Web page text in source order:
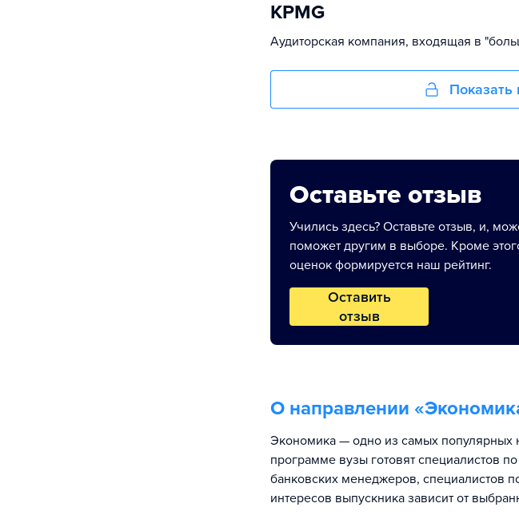
KPMG
Аудиторская компания, входящая в
Показать
Оставьте отзыв
Учились здесь? Оставьте отзыв, и,
поможет другим в выборе. Кроме
оценок формируется наш рейтинг.
Оставить
отзыв
О направлении «
Экономика — одно из самых популярных
программе вузы готовят специалистов
банковских менеджеров, специалистов
интересов выпускника зависит от